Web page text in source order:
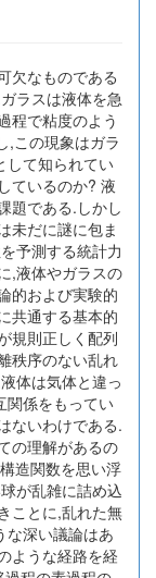
欠なものである
ラスは液体を急
程で粘度のよう
,この現象はガラ
して知られてい
ているのか? 液
題である.しかし
未だに謎に包ま
予測する統計力
,液体やガラスの
的および実験的
共通する基本的
規則正しく配列
秩序のない乱れ
体は気体と違っ
関係をもってい
ないわけである.
の理解があるの
造関数を思い浮
が乱雑に詰め込
ことに,乱れた無
な深い議論はあ
ような経路を経